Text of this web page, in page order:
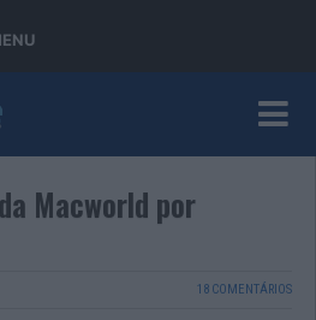
Macworld por
18 COMENTÁRIOS